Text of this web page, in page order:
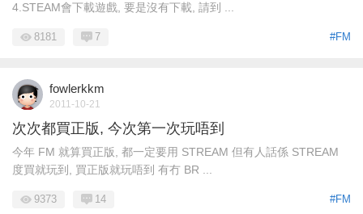
4.STEAM會下載遊戲, 要是沒有下載, 請到 ...
#FM
8181 7
fowlerkkm
2011-10-21
次次都買正版, 今次第一次玩唔到
今年 FM 就算買正版, 都一定要用 STREAM 但有人話係 STREAM
度買就玩到, 買正版就玩唔到 有冇 BR ...
#FM
9373 14